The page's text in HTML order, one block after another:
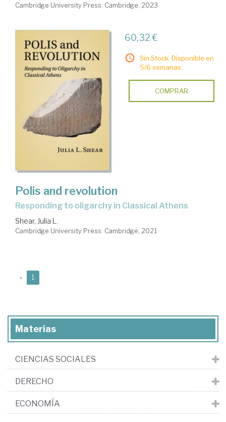
Cambridge University Press. Cambridge, 2023
60,32 €
Sin Stock. Disponible en
5/6 semanas.
COMPRAR
Polis and revolution
responding to oligarchy in Classical Athens
Shear, Julia L.
Cambridge University Press. Cambridge, 2021
« 1
Materias
CIENCIAS SOCIALES
DERECHO
ECONOMÍA